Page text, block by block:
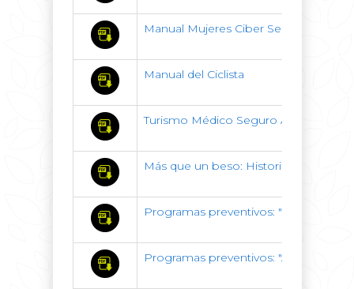
Manual Mujeres Ciber Seguras
Manual del Ciclista
Turismo Médico Seguro
Más que un beso: Historia de
Programas preventivos: "Por un
Programas preventivos: "Amigo Vial"